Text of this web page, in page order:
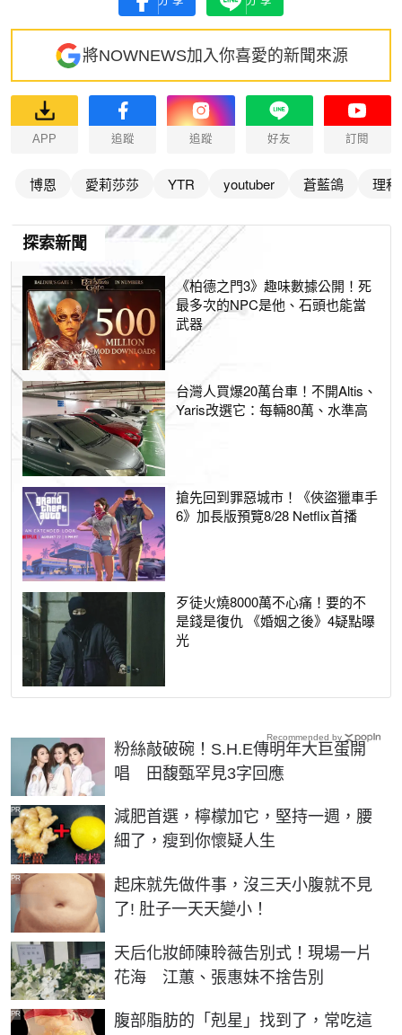
將NOWNEWS加入你喜愛的新聞來源
APP 追蹤 追蹤 好友 訂閱
博恩 愛莉莎莎 YTR youtuber 蒼藍鴿 理
探索新聞
《柏德之門3》趣味數據公開！死
最多次的NPC是他、石頭也能當
武器
台灣人買爆20萬台車！不開Altis、
Yaris改選它：每輛80萬、水準高
搶先回到罪惡城市！《俠盜獵車手
6》加長版預覽8/28 Netflix首播
歹徒火燒8000萬不心痛！要的不
是錢是復仇 《婚姻之後》4疑點曝
光
粉絲敲破碗！S.H.E傳明年大巨蛋開
唱 田馥甄罕見3字回應
減肥首選，檸檬加它，堅持一週，腰
細了，瘦到你懷疑人生
PR
起床就先做件事，沒三天小腹就不見
了! 肚子一天天變小！
PR
天后化妝師陳聆薇告別式！現場一片
花海 江蕙、張惠妹不捨告別
腹部脂肪的「剋星」找到了，常吃這
PR
Recommended by